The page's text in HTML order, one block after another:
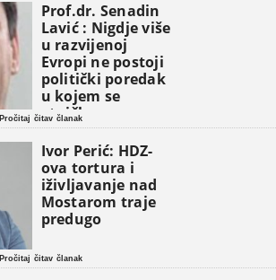
Prof.dr. Senadin
Lavić : Nigdje više
u razvijenoj
Evropi ne postoji
politički poredak
u kojem se
etničke grupe
pojavljuju kao
osnovne
političke jedinice
Pročitaj čitav članak
Ivor Perić: HDZ-
ova tortura i
iživljavanje nad
Mostarom traje
predugo
Pročitaj čitav članak